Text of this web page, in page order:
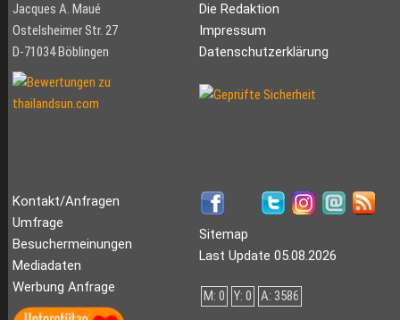
Jacques A. Maué
Ostelsheimer Str. 27
D-71034 Böblingen
Die Redaktion
Impressum
Datenschutzerklärung
Kontakt/Anfragen
Umfrage
Besuchermeinungen
Mediadaten
Werbung Anfrage
Sitemap
Last Update 05.08.2026
M: 0 Y: 0 A: 3586